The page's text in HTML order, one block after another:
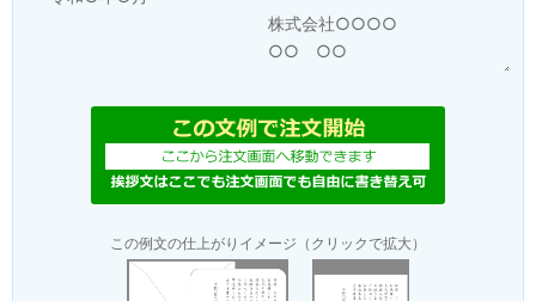
この例文の仕上がりイメージ（クリックで拡大）